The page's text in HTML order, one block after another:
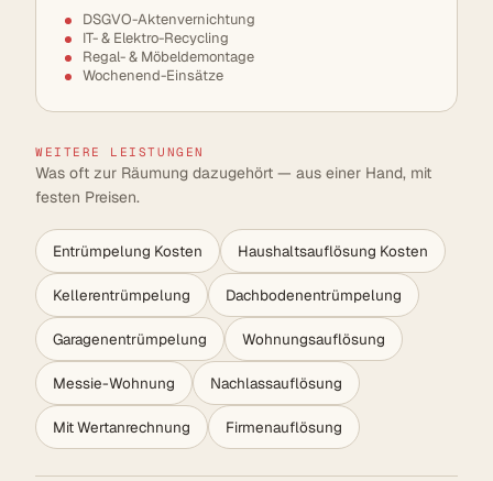
DSGVO-Aktenvernichtung
IT- & Elektro-Recycling
Regal- & Möbeldemontage
Wochenend-Einsätze
WEITERE LEISTUNGEN
Was oft zur Räumung dazugehört — aus einer Hand, mit
festen Preisen.
Entrümpelung Kosten Haushaltsauflösung Kosten
Kellerentrümpelung Dachbodenentrümpelung
Garagenentrümpelung Wohnungsauflösung
Messie-Wohnung Nachlassauflösung
Mit Wertanrechnung Firmenauflösung